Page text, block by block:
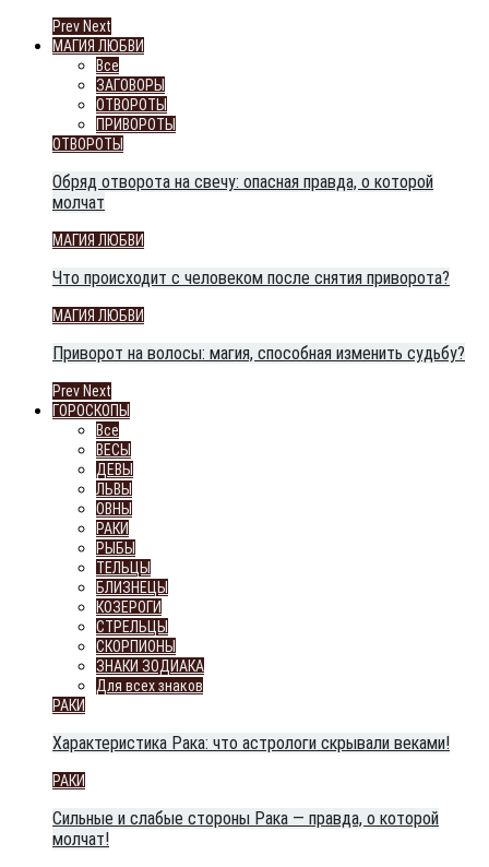
Prev Next
МАГИЯ ЛЮБВИ
Все
ЗАГОВОРЫ
ОТВОРОТЫ
ПРИВОРОТЫ
ОТВОРОТЫ
Обряд отворота на свечу: опасная правда, о которой
молчат
МАГИЯ ЛЮБВИ
Что происходит с человеком после снятия приворота?
МАГИЯ ЛЮБВИ
Приворот на волосы: магия, способная изменить судьбу?
Prev Next
ГОРОСКОПЫ
Все
ВЕСЫ
ДЕВЫ
ЛЬВЫ
ОВНЫ
РАКИ
РЫБЫ
ТЕЛЬЦЫ
БЛИЗНЕЦЫ
КОЗЕРОГИ
СТРЕЛЬЦЫ
СКОРПИОНЫ
ЗНАКИ ЗОДИАКА
Для всех знаков
РАКИ
Характеристика Рака: что астрологи скрывали веками!
РАКИ
Сильные и слабые стороны Рака — правда, о которой
молчат!